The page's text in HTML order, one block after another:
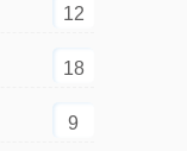
12
18
9